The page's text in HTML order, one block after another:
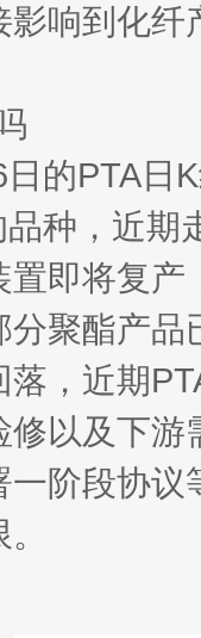
响到化
日的PTA日
种，近期
即将复
聚酯产
，近期
以及下
阶段协